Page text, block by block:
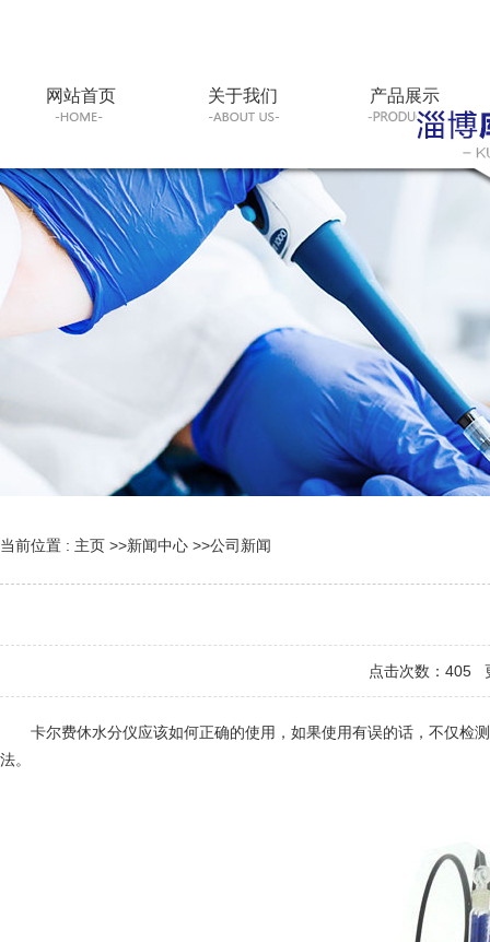
网站首页 关于我们 产品展示
当前位置 : 主页 >>新闻中心 >>公司新闻
点击次数： 405
卡尔费休水分仪应该如何正确的使用，如果使用有误的话，不仅检
法。